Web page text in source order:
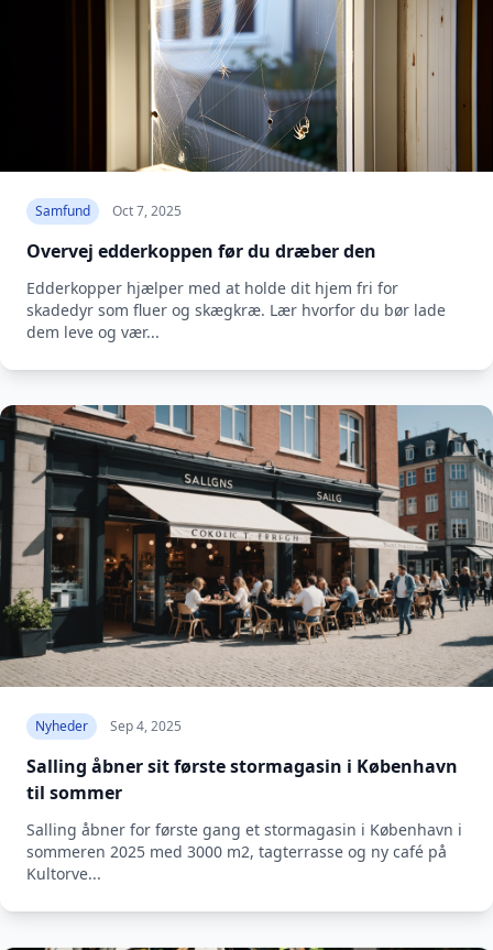
Samfund Oct 7, 2025
Overvej edderkoppen før du dræber den
Edderkopper hjælper med at holde dit hjem fri for
skadedyr som fluer og skægkræ. Lær hvorfor du bør lade
dem leve og vær...
Nyheder Sep 4, 2025
Salling åbner sit første stormagasin i København
til sommer
Salling åbner for første gang et stormagasin i København i
sommeren 2025 med 3000 m2, tagterrasse og ny café på
Kultorve...